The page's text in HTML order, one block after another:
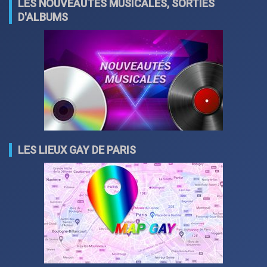
LES NOUVEAUTÉS MUSICALES, SORTIES
D'ALBUMS
LES LIEUX GAY DE PARIS